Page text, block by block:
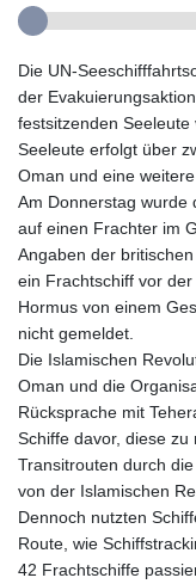
Die UN-
der
festsitzenden
Seeleute erfolgt über
Oman und eine
Am Donnerstag wurde
auf einen Frachter im
Angaben der
ein Frachtschiff vor
Hormus von einem
nicht gemeldet.
Die Islamischen
Oman und die
Rücksprache mit
Schiffe davor, diese
Transitrouten durch
von der Islamischen
Dennoch nutzten
Route, wie
42 Frachtschiffe